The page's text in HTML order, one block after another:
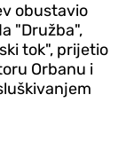
obustavio
"Družba",
tok", prijetio
Orbanu i